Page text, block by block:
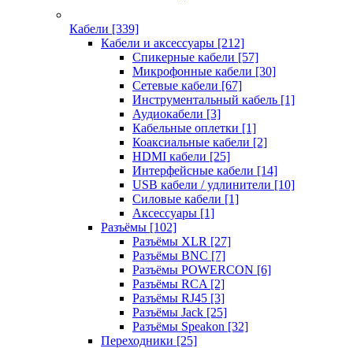
Кабели [339]
Кабели и аксессуары [212]
Спикерные кабели [57]
Микрофонные кабели [30]
Сетевые кабели [67]
Инструментальный кабель [1]
Аудиокабели [3]
Кабельные оплетки [1]
Коаксиальные кабели [2]
HDMI кабели [25]
Интерфейсные кабели [14]
USB кабели / удлинители [10]
Силовые кабели [1]
Аксессуары [1]
Разъёмы [102]
Разъёмы XLR [27]
Разъёмы BNC [7]
Разъёмы POWERCON [6]
Разъёмы RCA [2]
Разъёмы RJ45 [3]
Разъёмы Jack [25]
Разъёмы Speakon [32]
Переходники [25]